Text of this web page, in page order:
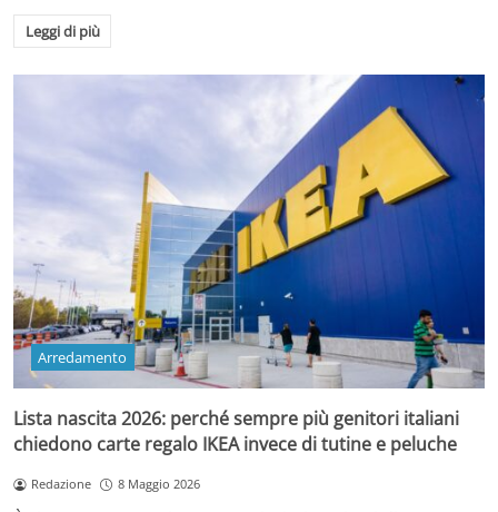
Leggi di più
Arredamento
Lista nascita 2026: perché sempre più genitori italiani
chiedono carte regalo IKEA invece di tutine e peluche
Redazione 8 Maggio 2026